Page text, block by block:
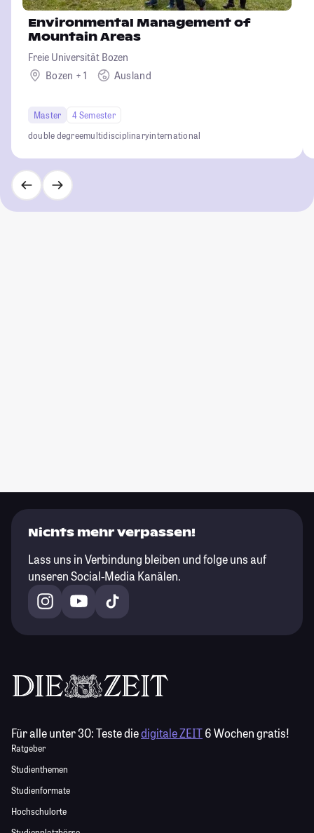
Environmental Management of
Mountain Areas
Freie Universität Bozen
Bozen + 1
Ausland
Master
4 Semester
double degreemultidisciplinaryinternational
Nichts mehr verpassen!
Lass uns in Verbindung bleiben und folge uns auf
unseren Social-Media Kanälen.
Für alle unter 30:Teste diedigitale ZEIT6 Wochen gratis!
Ratgeber
Studienthemen
Studienformate
Hochschulorte